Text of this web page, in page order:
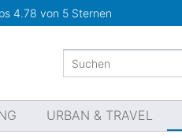
4.78 von 5 Sternen
URBAN & TRAVEL